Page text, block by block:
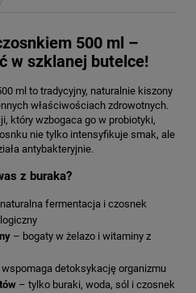
500 ml –
w szklanej butelce!
ml to tradycyjny, naturalnie kiszony
właściwościach zdrowotnych.
który wzbogaca go w probiotyki,
nie tylko intensyfikuje smak, ale
antybakteryjnie.
z buraka?
fermentacja i czosnek
– bogaty w żelazo i witaminy z
detoksykację organizmu
– tylko buraki, woda, sól i czosnek